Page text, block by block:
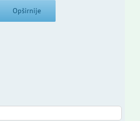
Opširnije